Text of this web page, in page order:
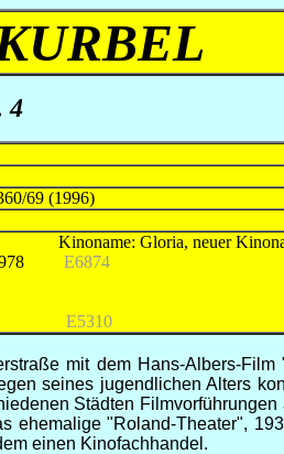
4
69 (1996)
Gloria, neuer Kinoname
E6874
1999
E5310
mit dem Hans-Albers-
seines jugendlichen Alters
Städten
"Roland-Theater",
einen Kinofachhandel.